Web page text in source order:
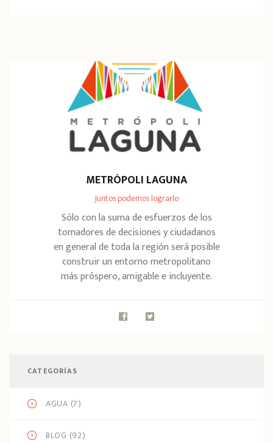
METRÓPOLI LAGUNA
Juntos podemos lograrlo
Sólo con la suma de esfuerzos de los
tomadores de decisiones y ciudadanos
en general de toda la región será posible
construir un entorno metropolitano
más próspero, amigable e incluyente.
CATEGORÍAS
AGUA (7)
BLOG (92)